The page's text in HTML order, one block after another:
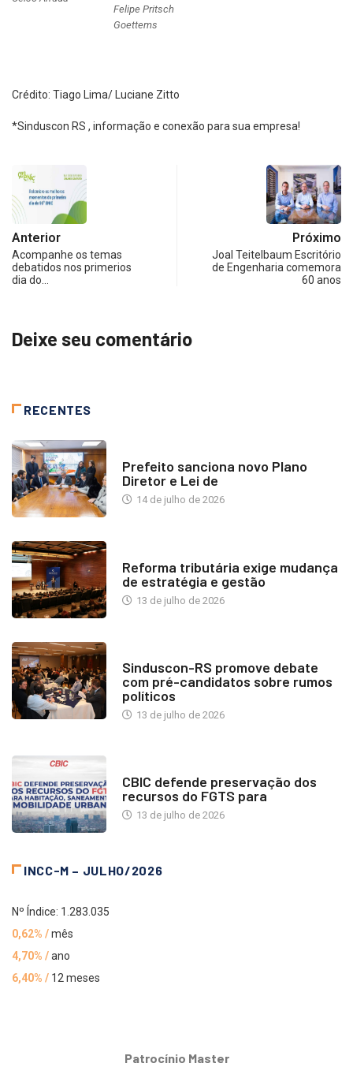
Felipe Pritsch
Goettems
Crédito: Tiago Lima/ Luciane Zitto
*Sinduscon RS , informação e conexão para sua empresa!
Anterior
Acompanhe os temas
debatidos nos primerios
dia do…
Próximo
Joal Teitelbaum Escritório
de Engenharia comemora
60 anos
Deixe seu comentário
RECENTES
Prefeito sanciona novo Plano
Diretor e Lei de
14 de julho de 2026
Reforma tributária exige mudança
de estratégia e gestão
13 de julho de 2026
Sinduscon-RS promove debate
com pré-candidatos sobre rumos
políticos
13 de julho de 2026
CBIC defende preservação dos
recursos do FGTS para
13 de julho de 2026
INCC-M – JULHO/2026
Nº Índice: 1.283.035
0,62% /mês
4,70% /ano
6,40% / 12 meses
Patrocínio Master